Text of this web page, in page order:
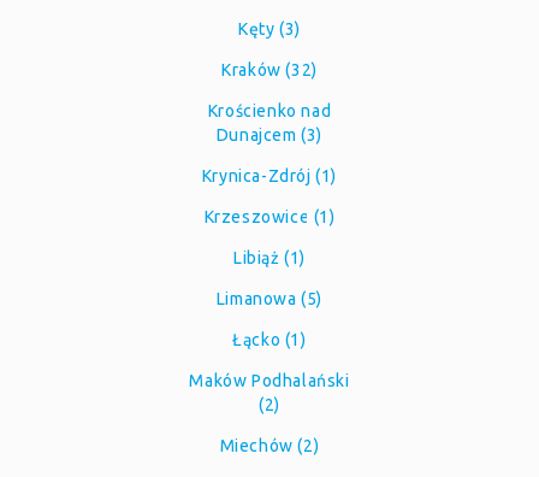
Kęty (3)
Kraków (32)
Krościenko nad
Dunajcem (3)
Krynica-Zdrój (1)
Krzeszowice (1)
Libiąż (1)
Limanowa (5)
Łącko (1)
Maków Podhalański
(2)
Miechów (2)